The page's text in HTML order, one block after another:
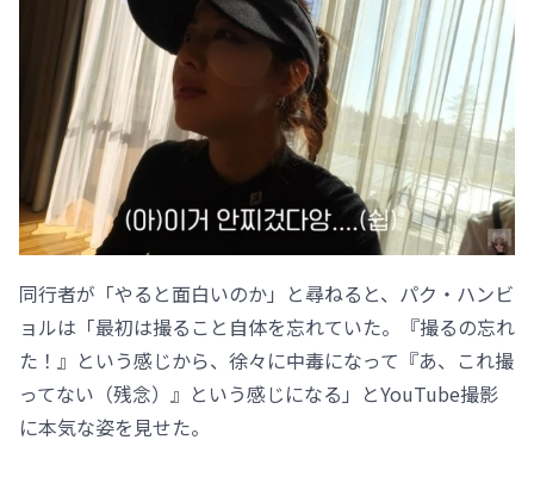
同行者が「やると面白いのか」と尋ねると、パク・ハンビ
ョルは「最初は撮ること自体を忘れていた。『撮るの忘れ
た！』という感じから、徐々に中毒になって『あ、これ撮
ってない（残念）』という感じになる」とYouTube撮影
に本気な姿を見せた。